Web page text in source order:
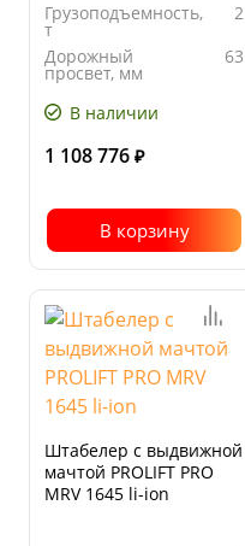
Грузоподъемность,
т
2
Дорожный
просвет, мм
63
В наличии
1 108 776 ₽
В корзину
Штабелер с выдвижной
мачтой PROLIFT PRO
MRV 1645 li-ion